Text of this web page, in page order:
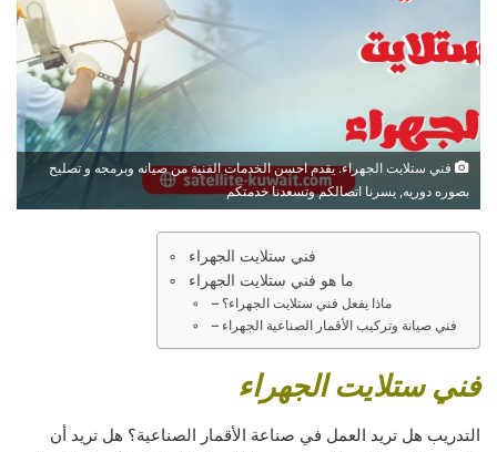
فني ستلايت الجهراء. يقدم احسن الخدمات الفنية من صيانه وبرمجه و تصليح
بصوره دوريه, يسرنا اتصالكم وتسعدنا خدمتكم
ما هو فني ستلايت الجهراء
– ماذا يفعل فني ستلايت الجهراء؟
– فني صيانة وتركيب الأقمار الصناعية الجهراء
فني ستلايت الجهراء
التدريب هل تريد العمل في صناعة الأقمار الصناعية؟ هل تريد أن